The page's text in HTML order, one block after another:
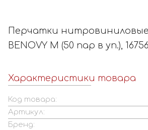
Перчатки нитровиниловые
BENOVY M (50 пар в уп.), 16756
Характеристики товара
Код товара:
Артикул:
Бренд: